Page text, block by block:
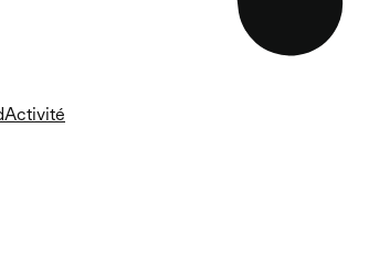
Activité